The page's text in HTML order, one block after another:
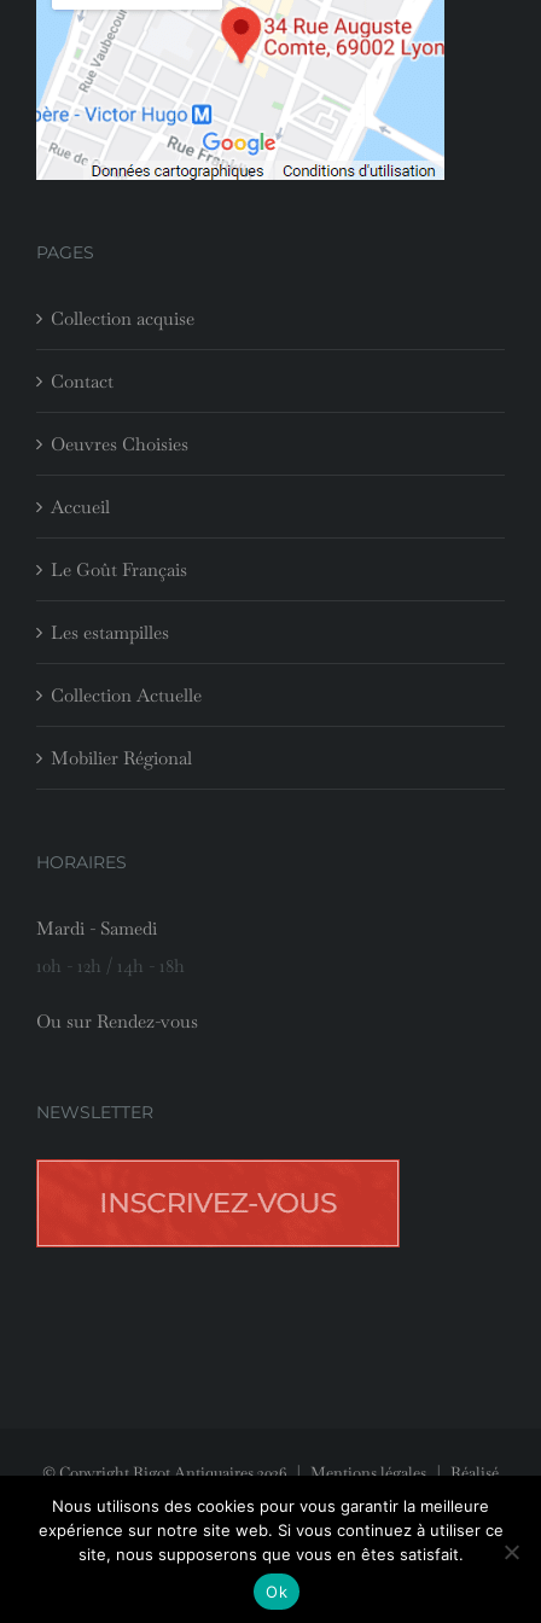
PAGES
Collection acquise
Contact
Oeuvres Choisies
Accueil
Le Goût Français
Les estampilles
Collection Actuelle
Mobilier Régional
HORAIRES
Mardi - Samedi
10h - 12h / 14h - 18h
Ou sur Rendez-vous
NEWSLETTER
© Copyright Rigot Antiquaires2026|Mentions légales| Réalisé
avec la participation deJeff Concept
FacebookInstagram
Nous utilisons des cookies pour vous garantir la meilleure
expérience sur notre site web. Si vous continuez à utiliser ce
site, nous supposerons que vous en êtes satisfait.
Ok